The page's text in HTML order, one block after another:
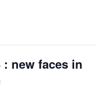
new faces in